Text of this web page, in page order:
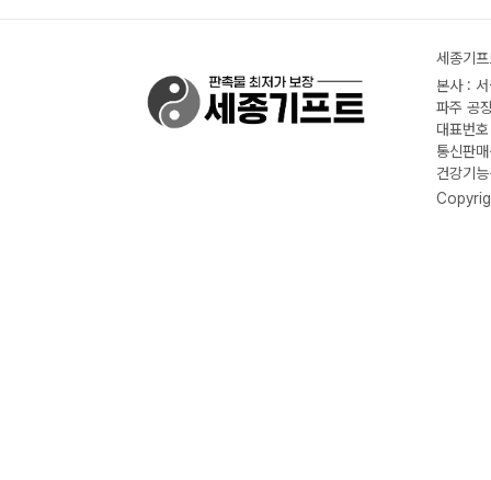
세종기
본사 :
파주 공
대표번
통신판
건강기